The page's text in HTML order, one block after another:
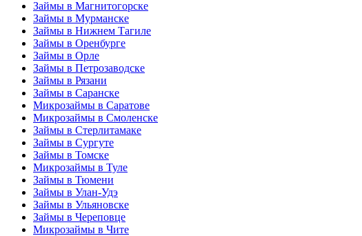
Займы в Магнитогорске
Займы в Мурманске
Займы в Нижнем Тагиле
Займы в Оренбурге
Займы в Орле
Займы в Петрозаводске
Займы в Рязани
Займы в Саранске
Микрозаймы в Саратове
Микрозаймы в Смоленске
Займы в Стерлитамаке
Займы в Сургуте
Займы в Томске
Микрозаймы в Туле
Займы в Тюмени
Займы в Улан-Удэ
Займы в Ульяновске
Займы в Череповце
Микрозаймы в Чите